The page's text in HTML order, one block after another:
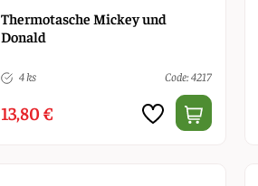
Thermotasche Mickey und
Donald
4 ks Code: 4217
13,80 €